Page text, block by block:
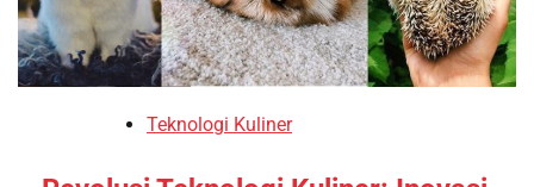
Teknologi Kuliner